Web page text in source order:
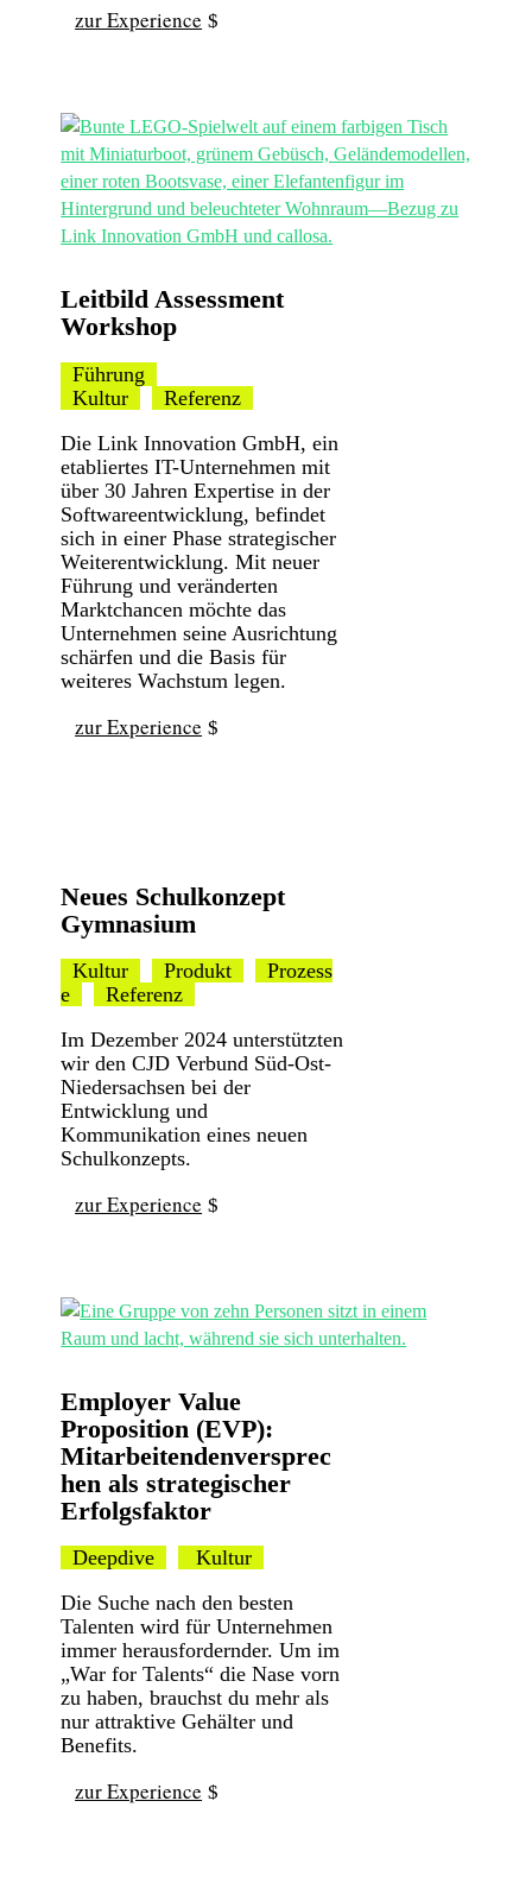
zur Experience
Leitbild Assessment
Workshop
Führung
Kultur
Referenz
Die Link Innovation GmbH, ein
etabliertes IT-Unternehmen mit
über 30 Jahren Expertise in der
Softwareentwicklung, befindet
sich in einer Phase strategischer
Weiterentwicklung. Mit neuer
Führung und veränderten
Marktchancen möchte das
Unternehmen seine Ausrichtung
schärfen und die Basis für
weiteres Wachstum legen.
zur Experience
Neues Schulkonzept
Gymnasium
Kultur Produkt
Prozess
e
Referenz
Im Dezember 2024 unterstützten
wir den CJD Verbund Süd-Ost-
Niedersachsen bei der
Entwicklung und
Kommunikation eines neuen
Schulkonzepts.
zur Experience
Employer Value
Proposition (EVP):
Mitarbeitendenversprec
hen als strategischer
Erfolgsfaktor
Deepdive
Kultur
Die Suche nach den besten
Talenten wird für Unternehmen
immer herausfordernder. Um im
„War for Talents“ die Nase vorn
zu haben, brauchst du mehr als
nur attraktive Gehälter und
Benefits.
zur Experience